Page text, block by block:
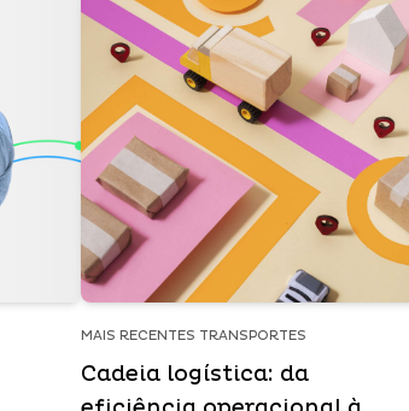
MAIS RECENTES TRANSPORTES
Cadeia logística: da